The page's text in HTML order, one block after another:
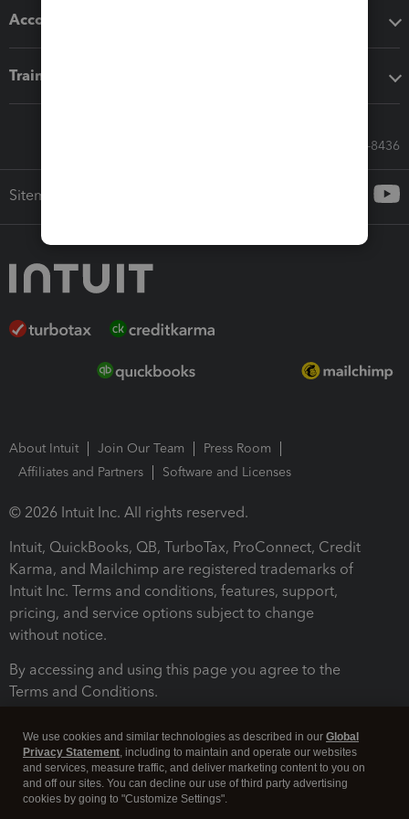
Accounting solutions
Training & support
Call Sales: 833-564-8436
Sitemap
About Intuit Join Our Team
Press Room
Affiliates and Partners
Software and Licenses
© 2026 Intuit Inc. All rights reserved.
Intuit, QuickBooks, QB, TurboTax, ProConnect, Credit
Karma, and Mailchimp are registered trademarks of
Intuit Inc. Terms and conditions, features, support,
pricing, and service options subject to change
without notice.
By accessing and using this page you agree to the
Terms and Conditions.
We use cookies and similar technologies as described in our Global
Privacy Statement, including to maintain and operate our websites
and services, measure traffic, and deliver marketing content to you on
and off our sites. You can decline our use of third party advertising
cookies by going to "Customize Settings".